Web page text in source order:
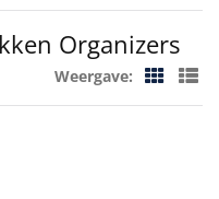
Organizers
Weergave: